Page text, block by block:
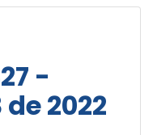
-
2022